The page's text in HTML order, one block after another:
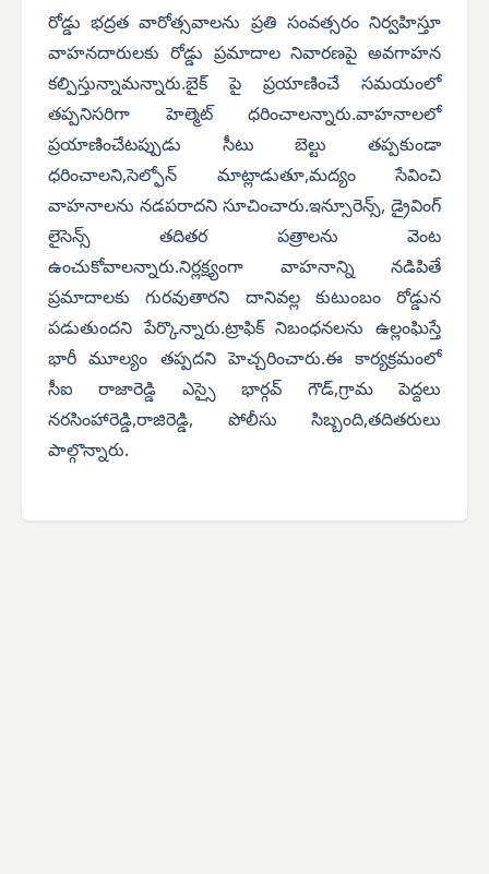
రోడ్డు భద్రత వారోత్సవాలను ప్రతి సంవత్సరం నిర్వహిస్తూ
వాహనదారులకు రోడ్డు ప్రమాదాల నివారణపై అవగాహన
కల్పిస్తున్నామన్నారు.బైక్ పై ప్రయాణించే సమయంలో
తప్పనిసరిగా హెల్మెట్ ధరించాలన్నారు.వాహనాలలో
ప్రయాణించేటప్పుడు సీటు బెల్టు తప్పకుండా
ధరించాలని,సెల్ఫోన్ మాట్లాడుతూ,మద్యం సేవించి
వాహనాలను నడపరాదని సూచించారు.ఇన్సూరెన్స్, డ్రైవింగ్
లైసెన్స్ తదితర పత్రాలను వెంట
ఉంచుకోవాలన్నారు.నిర్లక్ష్యంగా వాహనాన్ని నడిపితే
ప్రమాదాలకు గురవుతారని దానివల్ల కుటుంబం రోడ్డున
పడుతుందని పేర్కొన్నారు.ట్రాఫిక్ నిబంధనలను ఉల్లంఘిస్తే
భారీ మూల్యం తప్పదని హెచ్చరించారు.ఈ కార్యక్రమంలో
సీఐ రాజారెడ్డి ఎస్సై భార్గవ్ గౌడ్,గ్రామ పెద్దలు
నరసింహారెడ్డి,రాజిరెడ్డి, పోలీసు సిబ్బంది,తదితరులు
పాల్గొన్నారు.